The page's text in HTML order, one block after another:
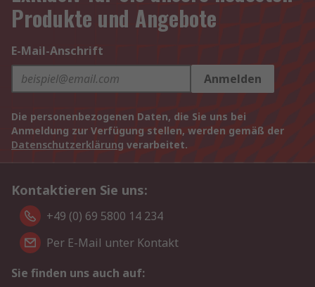
Produkte und Angebote
E-Mail-Anschrift
Anmelden
Die personenbezogenen Daten, die Sie uns bei
Anmeldung zur Verfügung stellen, werden gemäß der
Datenschutzerklärung verarbeitet.
Kontaktieren Sie uns:
+49 (0) 69 5800 14 234
Per E-Mail unter Kontakt
Sie finden uns auch auf: